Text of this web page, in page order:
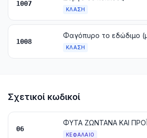
1007
ΚΛΆΣΗ
1008
ΚΛΆΣΗ
Σχετικοί κωδικοί
06
ΚΕΦΆΛΑΙΟ